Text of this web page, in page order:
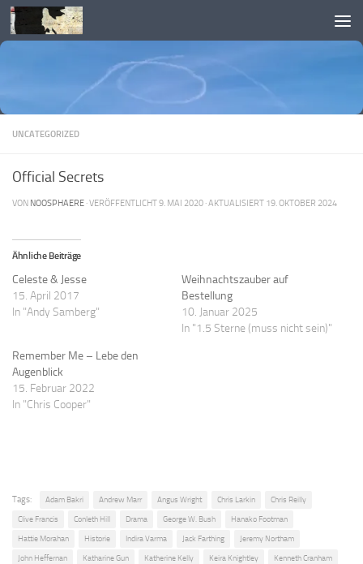
Skip to content
UNCATEGORIZED
Official Secrets
VON NOOSPHAERE · VERÖFFENTLICHT9. MAI 2020 · AKTUALISIERT 19. OKTOBER 2024
Ähnliche Beiträge
Celeste & Jesse
15. April 2017
In "Andy Samberg"
Weihnachtszauber auf
Bestellung
10. Januar 2025
In "1.5 Sterne (muss nicht sein)"
Remember Me – Lebe den
Augenblick
15. Februar 2022
In "Chris Cooper"
Tags: Adam Bakri Andrew Marr Angus Wright Chris Larkin Chris Reilly
Clive Francis Conleth Hill Drama George W. Bush Hanako Footman
Hattie Morahan Historie Indira Varma Jack Farthing Jeremy Northam
John Heffernan Katharine Gun Katherine Kelly Keira Knightley Kenneth Cranham